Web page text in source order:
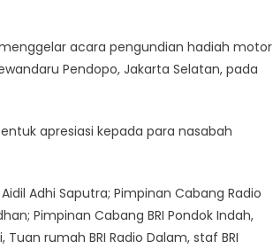
menggelar acara pengundian hadiah motor
Pendopo, Jakarta Selatan, pada
apresiasi kepada para nasabah
Adhi Saputra; Pimpinan Cabang Radio
Pimpinan Cabang BRI Pondok Indah,
rumah BRI Radio Dalam, staf BRI